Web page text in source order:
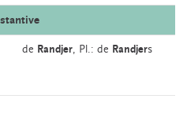
de Randjer, Pl.: de Randjers